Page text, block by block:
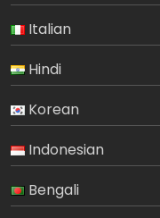
Italian
Hindi
Korean
Indonesian
Bengali